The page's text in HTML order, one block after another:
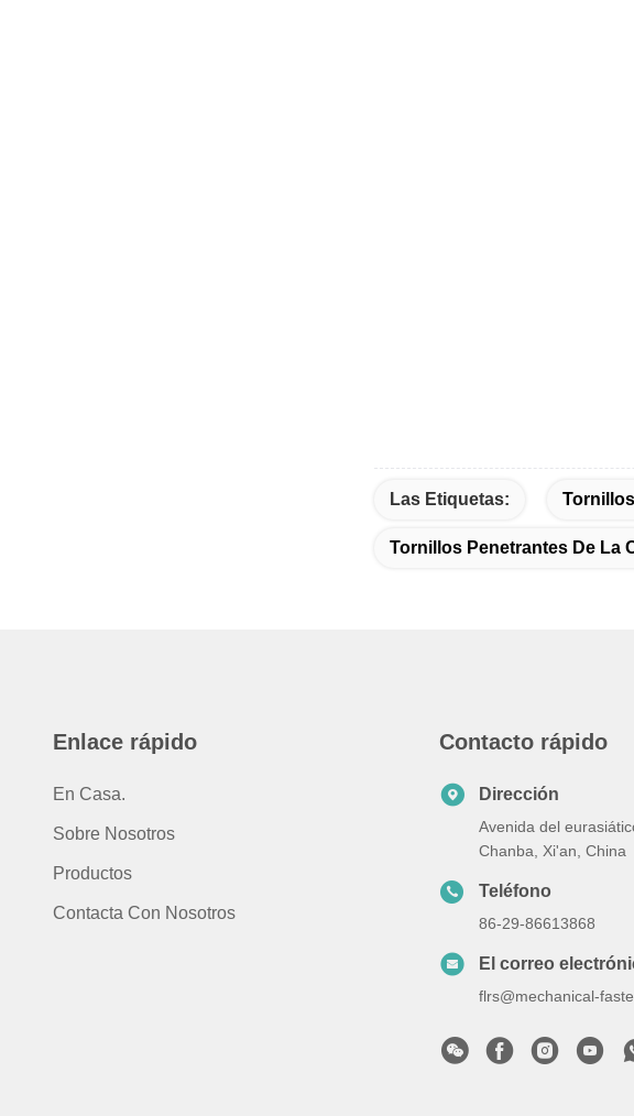
Las Etiquetas:
Tornillos Penetrantes De La
Enlace rápido
En Casa.
Sobre Nosotros
Productos
Contacta Con Nosotros
Contacto rápido
Dirección
Avenida del
Chanba, Xi'an, China
Teléfono
86-29-86613868
El correo
flrs@mechanical-